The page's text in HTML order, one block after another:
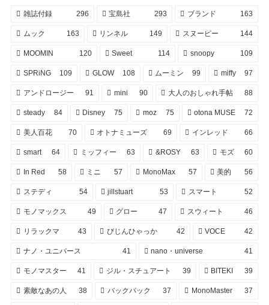
雑誌付録 296 宝島社 293 ブランド 163
ムック 163 リンネル 149 スヌーピー 144
MOOMIN 120 Sweet 114 snoopy 109
SPRiNG 109 GLOW 108 ムーミン 99 miffy 97
アンドロージー 91 mini 90 大人のおしゃれ手帖 88
steady 84 Disney 75 moz 75 otona MUSE 72
美人百花 70 オトナミューズ 69 インレッド 66
smart 64 ミッフィー 63 &ROSY 63 モズ 60
In Red 58 ミニ 57 MonoMax 57 美的 56
ステディ 54 jillstuart 53 スマート 52
モノマックス 49 グロー 47 スウィート 46
リラックマ 43 びじんひゃっか 42 VOCE 42
ナノ・ユニバース 41 nano・universe 41
モノマスター 41 ジル・スチュアート 39 BITEKI 39
素敵なあの人 38 バックパック 37 MonoMaster 37